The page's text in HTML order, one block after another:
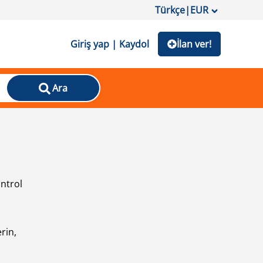
Türkçe|EUR
Giriş yap | Kaydol İlan ver!
Ara